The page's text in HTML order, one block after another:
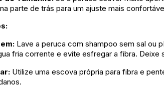
parte de trás para um ajuste mais
Lave a peruca com shampoo sem sal ou
fria corrente e evite esfregar a fibra. Deixe
Utilize uma escova própria para fibra e